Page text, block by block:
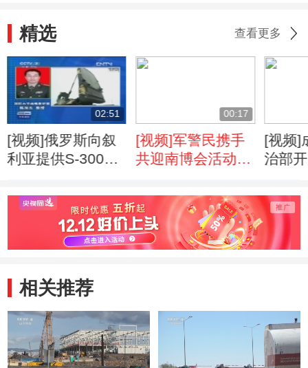
精选 查看更多
02:51
[视频]俄罗斯向叙
利亚提供S-300防
00:17
[视频]军警民携手
共迎南博会活动正
[视频]
治部
相关推荐